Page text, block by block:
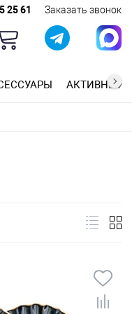
25 61 Заказать звонок
АКТИВНЫЙ